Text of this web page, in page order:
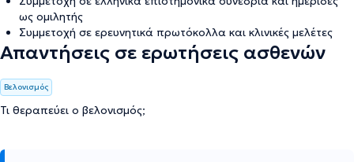
ως ομιλητής
Συμμετοχή σε ερευνητικά πρωτόκολλα και κλινικές μελέτες
Απαντήσεις σε ερωτήσεις ασθενών
Βελονισμός
Τι θεραπεύει ο βελονισμός;